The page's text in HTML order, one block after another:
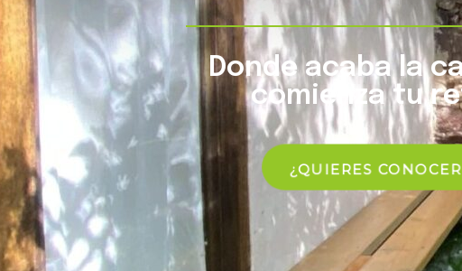
Donde acaba la
comienza tu
¿QUIERES